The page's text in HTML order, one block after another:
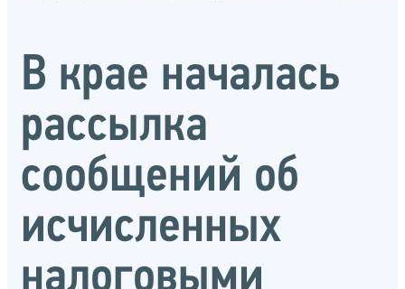
В крае началась
рассылка
сообщений об
исчисленных
налоговыми